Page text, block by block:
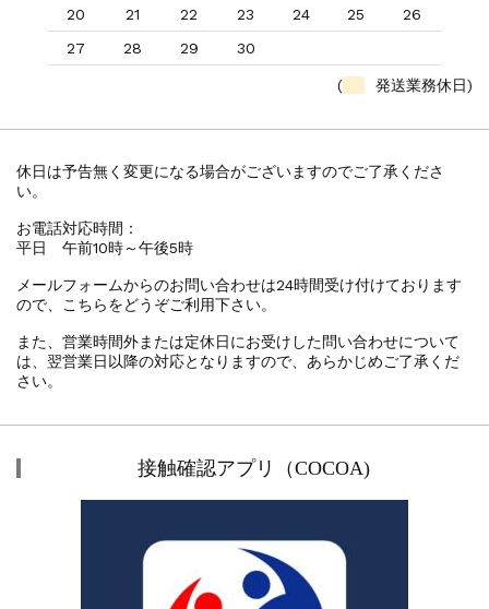
20
21 22 23 24 25
26
27
28 29 30
( 発送業務休日)
休日は予告無く変更になる場合がございますのでご了承くださ
い。
お電話対応時間：
平日 午前10時～午後5時
メールフォームからのお問い合わせは24時間受け付けております
ので、こちらをどうぞご利用下さい。
また、営業時間外または定休日にお受けした問い合わせについて
は、翌営業日以降の対応となりますので、あらかじめご了承くだ
さい。
接触確認アプリ（COCOA)